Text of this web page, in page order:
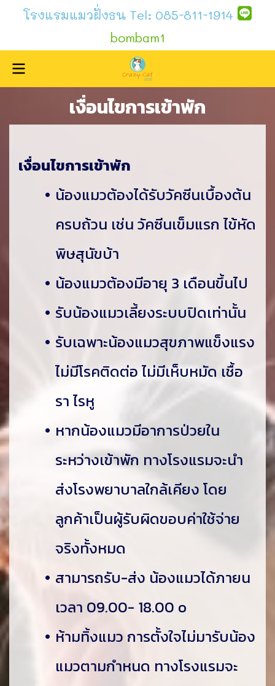
โรงแรมแมวฝั่งธนTel: 085-811-1914
bombam1
เงื่อนไขการเข้าพัก
เงื่อนไขการเข้าพัก
น้องแมวต้องได้รับวัคซีนเบื้องต้น
ครบถ้วน เช่น วัคซีนเข็มแรก ไข้หัด
พิษสุนัขบ้า
น้องแมวต้องมีอายุ 3 เดือนขึ้นไป
รับน้องแมวเลี้ยงระบบปิดเท่านั้น
รับเฉพาะน้องแมวสุขภาพแข็งแรง
ไม่มีโรคติดต่อ ไม่มีเห็บหมัด เชื้อ
รา ไรหู
หากน้องแมวมีอาการป่วยใน
ระหว่างเข้าพัก ทางโรงแรมจะนำ
ส่งโรงพยาบาลใกล้เคียง โดย
ลูกค้าเป็นผู้รับผิดขอบค่าใช้จ่าย
จริงทั้งหมด
สามารถรับ-ส่ง น้องแมวได้ภายน
เวลา 09.00- 18.00 o
ห้ามทิ้งแมว การตั้งใจไม่มารับน้อง
แมวตามกำหนด ทางโรงแรมจะ